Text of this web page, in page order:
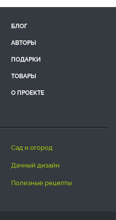
БЛОГ
АВТОРЫ
ПОДАРКИ
ТОВАРЫ
О ПРОЕКТЕ
сад и огород
дачный дизайн
полезные рецепты